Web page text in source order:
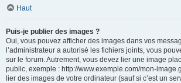
Haut
Puis-je publier des images ?
Oui, vous pouvez afficher des images dans vos
l’administrateur a autorisé les fichiers joints, vous
sur le forum. Autrement, vous devez lier une image
public, exemple : http://www.exemple.com/mon-
lier des images de votre ordinateur (sauf si c’est un